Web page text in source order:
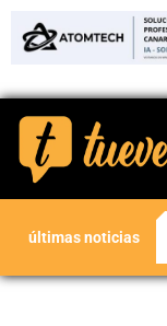
últimas noticias